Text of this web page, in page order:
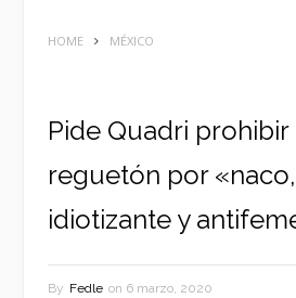
HOME MÉXICO
Pide Quadri prohibir
reguetón por «naco,
idiotizante y
By Fedle on 6 marzo, 2020